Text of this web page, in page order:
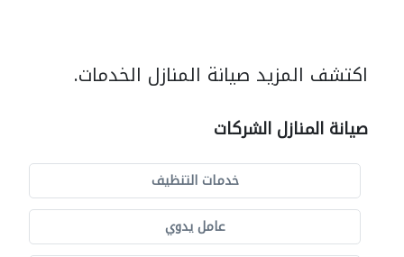
اكتشف المزيد صيانة المنازل الخدمات.
صيانة المنازل الشركات
خدمات التنظيف
عامل يدوي